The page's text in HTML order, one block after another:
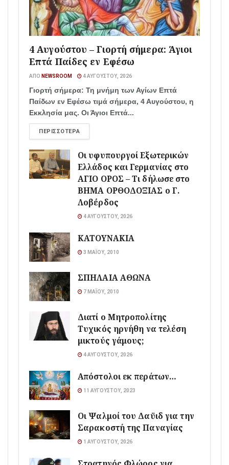
4 Αυγούστου – Γιορτή σήμερα: Άγιοι
Επτά Παίδες εν Εφέσω
ΑΠΌ NEWSROOM 4 ΑΥΓΟΎΣΤΟΥ, 2026
Γιορτή σήμερα: Τη μνήμη των Αγίων Επτά
Παίδων εν Εφέσω τιμά σήμερα, 4 Αυγούστου, η
Εκκλησία μας. Οι Άγιοι Επτά...
ΠΕΡΙΣΣΌΤΕΡΑ
Οι υφυπουργοί Εξωτερικών
Ελλάδος και Γερμανίας στο
ΑΓΙΟ ΟΡΟΣ – Τι δήλωσε στο
ΒΗΜΑ ΟΡΘΟΔΟΞΙΑΣ ο Γ.
Λοβέρδος
4 ΑΥΓΟΎΣΤΟΥ, 2026
ΚΑΤΟΥΝΑΚΙΑ
3 ΜΑΪ́ΟΥ, 2010
ΣΠΗΛΑΙΑ ΑΘΩΝΑ
7 ΜΑΪ́ΟΥ, 2010
Διατί ο Μητροπολίτης
Τυχικός ηρνήθη να τελέση
μικτούς γάμους;
4 ΑΥΓΟΎΣΤΟΥ, 2026
Απόστολοι εκ περάτων…
11 ΑΥΓΟΎΣΤΟΥ, 2023
Οι Ψαλμοί του Δαϋιδ για την
Σαρακοστή της Παναγίας
1 ΑΥΓΟΎΣΤΟΥ, 2026